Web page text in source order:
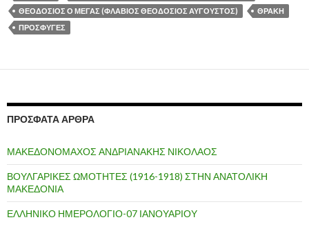
ΘΕΟΔΟΣΙΟΣ Ο ΜΕΓΑΣ (ΦΛΑΒΙΟΣ ΘΕΟΔΟΣΙΟΣ ΑΥΓΟΥΣΤΟΣ)
ΘΡΑΚΗ
ΠΡΟΣΦΥΓΕΣ
ΠΡΌΣΦΑΤΑ ΆΡΘΡΑ
ΜΑΚΕΔΟΝΟΜΑΧΟΣ ΑΝΔΡΙΑΝΑΚΗΣ ΝΙΚΟΛΑΟΣ
ΒΟΥΛΓΑΡΙΚΕΣ ΩΜΟΤΗΤΕΣ (1916-1918) ΣΤΗΝ ΑΝΑΤΟΛΙΚΗ
ΜΑΚΕΔΟΝΙΑ
ΕΛΛΗΝΙΚΟ ΗΜΕΡΟΛΟΓΙΟ-07 ΙΑΝΟΥΑΡΙΟΥ